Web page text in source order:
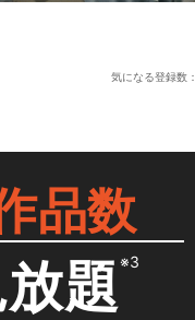
気になる登録数：
品数
放題※3